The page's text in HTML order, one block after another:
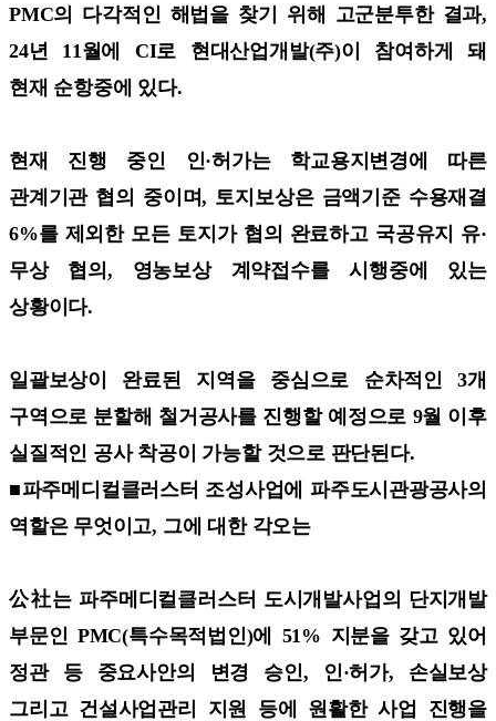
PMC의 다각적인 해법을 찾기 위해 고군분투한 결과,
24년 11월에 CI로 현대산업개발(주)이 참여하게 돼
현재 순항중에 있다.
현재 진행 중인 인·허가는 학교용지변경에 따른
관계기관 협의 중이며, 토지보상은 금액기준 수용재결
6%를 제외한 모든 토지가 협의 완료하고 국공유지 유·
무상 협의, 영농보상 계약접수를 시행중에 있는
상황이다.
일괄보상이 완료된 지역을 중심으로 순차적인 3개
구역으로 분할해 철거공사를 진행할 예정으로 9월 이후
실질적인 공사 착공이 가능할 것으로 판단된다.
■파주메디컬클러스터 조성사업에 파주도시관광공사의
역할은 무엇이고, 그에 대한 각오는
公社는 파주메디컬클러스터 도시개발사업의 단지개발
부문인 PMC(특수목적법인)에 51% 지분을 갖고 있어
정관 등 중요사안의 변경 승인, 인·허가, 손실보상
그리고 건설사업관리 지원 등에 원활한 사업 진행을